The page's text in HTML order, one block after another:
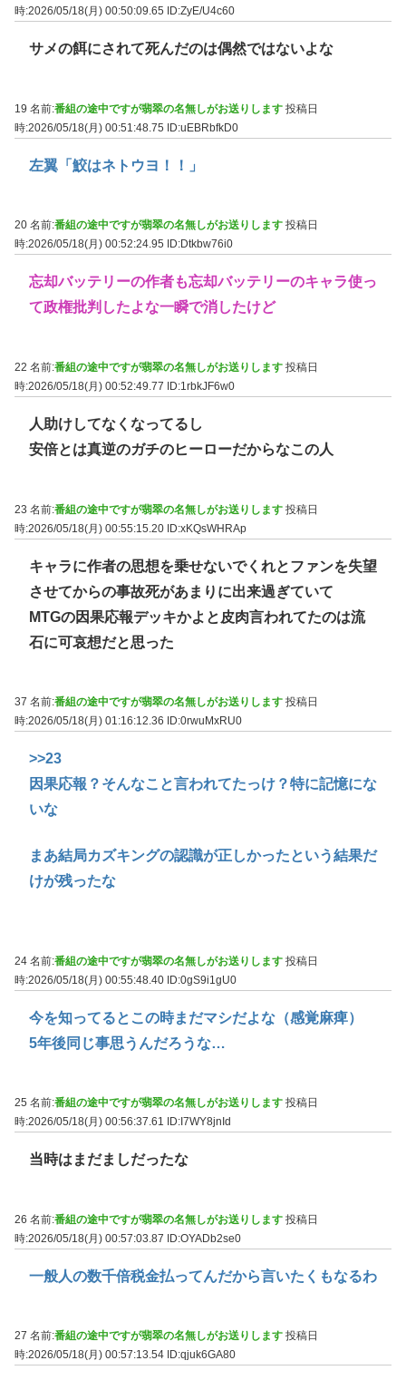
時:2026/05/18(月) 00:50:09.65
ID:ZyE/U4c60
サメの餌にされて死んだのは偶然ではないよな
19 名前:番組の途中ですが翡翠の名無しがお送りします 投稿日
時:2026/05/18(月) 00:51:48.75 ID:uEBRbfkD0
左翼「鮫はネトウヨ！！」
20 名前:番組の途中ですが翡翠の名無しがお送りします 投稿日
時:2026/05/18(月) 00:52:24.95
ID:Dtkbw76i0
忘却バッテリーの作者も忘却バッテリーのキャラ使っ
て政権批判したよな一瞬で消したけど
22 名前:番組の途中ですが翡翠の名無しがお送りします 投稿日
時:2026/05/18(月) 00:52:49.77
ID:1rbkJF6w0
人助けしてなくなってるし
安倍とは真逆のガチのヒーローだからなこの人
23 名前:番組の途中ですが翡翠の名無しがお送りします 投稿日
時:2026/05/18(月) 00:55:15.20 ID:xKQsWHRAp
キャラに作者の思想を乗せないでくれとファンを失望
させてからの事故死があまりに出来過ぎていて
MTGの因果応報デッキかよと皮肉言われてたのは流
石に可哀想だと思った
37 名前:番組の途中ですが翡翠の名無しがお送りします 投稿日
時:2026/05/18(月) 01:16:12.36
ID:0rwuMxRU0
>>23
因果応報？そんなこと言われてたっけ？特に記憶にな
いな
まあ結局カズキングの認識が正しかったという結果だ
けが残ったな
24 名前:番組の途中ですが翡翠の名無しがお送りします 投稿日
時:2026/05/18(月) 00:55:48.40 ID:0gS9i1gU0
今を知ってるとこの時まだマシだよな（感覚麻痺）
5年後同じ事思うんだろうな…
25 名前:番組の途中ですが翡翠の名無しがお送りします 投稿日
時:2026/05/18(月) 00:56:37.61
ID:I7WY8jnId
当時はまだましだったな
26 名前:番組の途中ですが翡翠の名無しがお送りします 投稿日
時:2026/05/18(月) 00:57:03.87 ID:OYADb2se0
一般人の数千倍税金払ってんだから言いたくもなるわ
27 名前:番組の途中ですが翡翠の名無しがお送りします 投稿日
時:2026/05/18(月) 00:57:13.54 ID:qjuk6GA80